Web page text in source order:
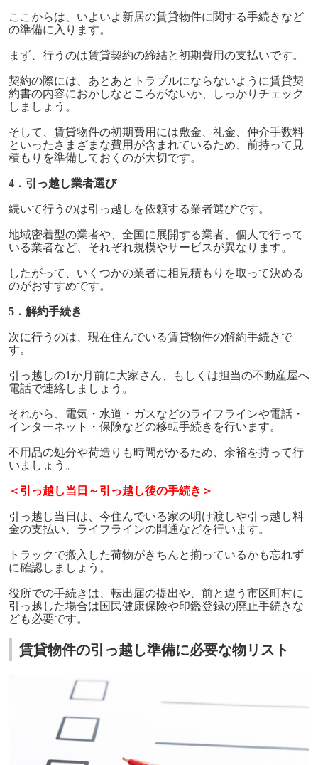
ここからは、いよいよ新居の賃貸物件に関する手続きなど
の準備に入ります。
まず、行うのは賃貸契約の締結と初期費用の支払いです。
契約の際には、あとあとトラブルにならないように賃貸契
約書の内容におかしなところがないか、しっかりチェック
しましょう。
そして、賃貸物件の初期費用には敷金、礼金、仲介手数料
といったさまざまな費用が含まれているため、前持って見
積もりを準備しておくのが大切です。
4．引っ越し業者選び
続いて行うのは引っ越しを依頼する業者選びです。
地域密着型の業者や、全国に展開する業者、個人で行って
いる業者など、それぞれ規模やサービスが異なります。
したがって、いくつかの業者に相見積もりを取って決める
のがおすすめです。
5．解約手続き
次に行うのは、現在住んでいる賃貸物件の解約手続きで
す。
引っ越しの1か月前に大家さん、もしくは担当の不動産屋へ
電話で連絡しましょう。
それから、電気・水道・ガスなどのライフラインや電話・
インターネット・保険などの移転手続きを行います。
不用品の処分や荷造りも時間がかるため、余裕を持って行
いましょう。
＜引っ越し当日～引っ越し後の手続き＞
引っ越し当日は、今住んでいる家の明け渡しや引っ越し料
金の支払い、ライフラインの開通などを行います。
トラックで搬入した荷物がきちんと揃っているかも忘れず
に確認しましょう。
役所での手続きは、転出届の提出や、前と違う市区町村に
引っ越した場合は国民健康保険や印鑑登録の廃止手続きな
ども必要です。
賃貸物件の引っ越し準備に必要な物リスト